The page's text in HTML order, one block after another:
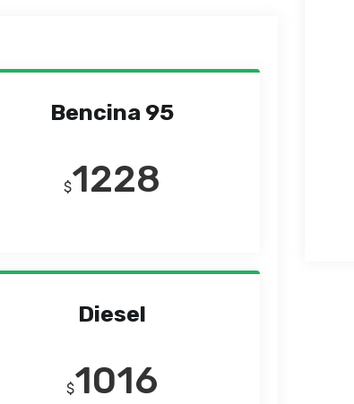
Bencina 95
$1228
Diesel
$1016